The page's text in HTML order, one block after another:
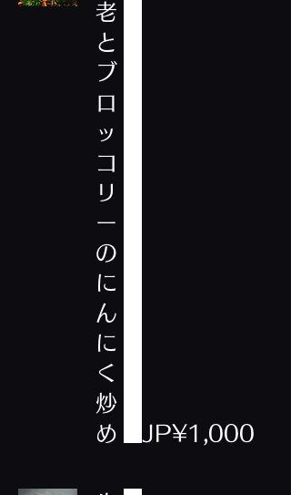
老
と
ブ
ロ
ッ
コ
リ
ー
の
に
ん
に
く
炒
め
JP¥1,000